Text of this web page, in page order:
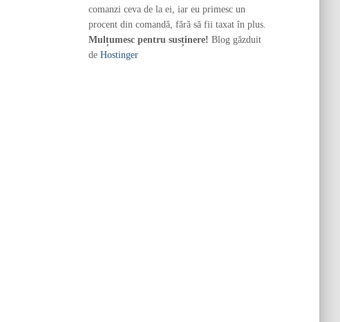
comanzi ceva de la ei, iar eu primesc un
procent din comandă, fără să fii taxat în plus.
Mulțumesc pentru susținere! Blog găzduit
de Hostinger